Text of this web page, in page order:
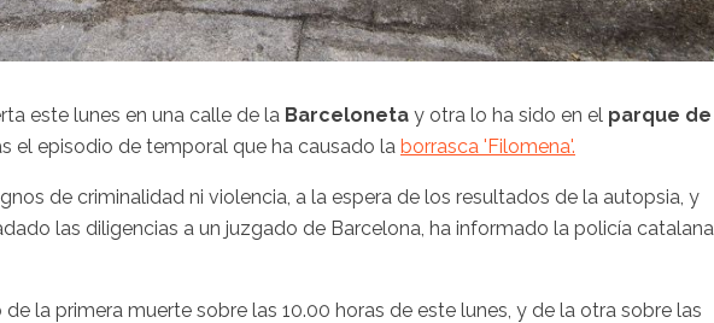
este lunes en una calle de la Barceloneta y otra lo ha sido en el parque de
el episodio de temporal que ha causado la borrasca 'Filomena'.
de criminalidad ni violencia, a la espera de los resultados de la autopsia, y
las diligencias a un juzgado de Barcelona, ha informado la policía catalana
la primera muerte sobre las 10.00 horas de este lunes, y de la otra sobre las